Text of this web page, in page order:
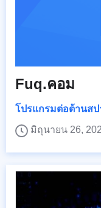
Fuq.คอม
โปรแกรมต่อต้านสป
มิถุนายน 26,